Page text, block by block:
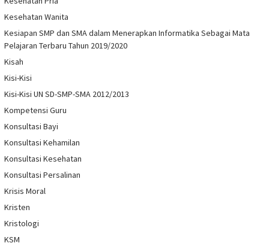
Kesehatan Wanita
Kesiapan SMP dan SMA dalam Menerapkan Informatika Sebagai Mata
Pelajaran Terbaru Tahun 2019/2020
Kisah
Kisi-Kisi
Kisi-Kisi UN SD-SMP-SMA 2012/2013
Kompetensi Guru
Konsultasi Bayi
Konsultasi Kehamilan
Konsultasi Kesehatan
Konsultasi Persalinan
Krisis Moral
Kristen
Kristologi
KSM